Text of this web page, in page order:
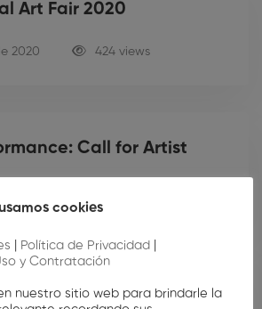
Art Fair 2020
2020 424 views
Call for Artist
Call for Artist
cookies
Política de Privacidad
y Contratación
nuestro sitio web para brindarle la